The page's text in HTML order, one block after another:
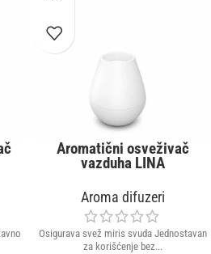
Aromatični osveživač
vazduha LINA
Aroma difuzeri
Osigurava svež miris svuda Jednostavan
za korišćenje bez...